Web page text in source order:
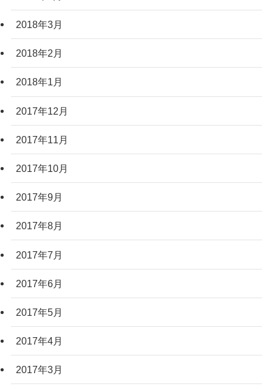
2018年3月
2018年2月
2018年1月
2017年12月
2017年11月
2017年10月
2017年9月
2017年8月
2017年7月
2017年6月
2017年5月
2017年4月
2017年3月